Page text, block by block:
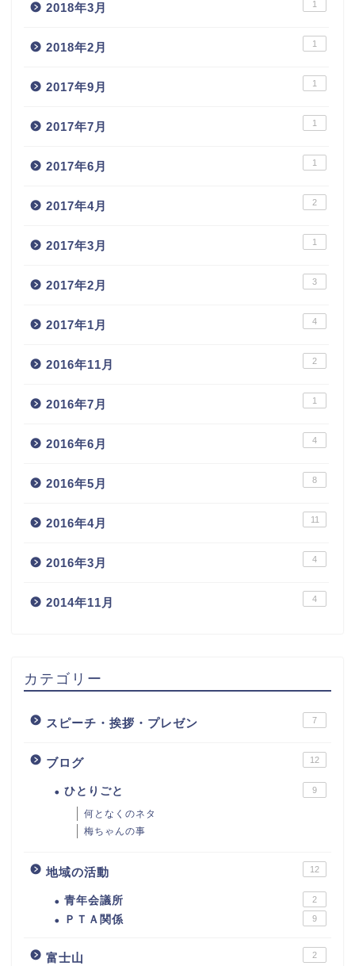
2018年3月 1
2018年2月 1
2017年9月 1
2017年7月 1
2017年6月 1
2017年4月 2
2017年3月 1
2017年2月 3
2017年1月 4
2016年11月 2
2016年7月 1
2016年6月 4
2016年5月 8
2016年4月 11
2016年3月 4
2014年11月 4
カテゴリー
スピーチ・挨拶・プレゼン 7
ブログ 12
ひとりごと 9
何となくのネタ
梅ちゃんの事
地域の活動 12
青年会議所 2
ＰＴＡ関係 9
富士山 2